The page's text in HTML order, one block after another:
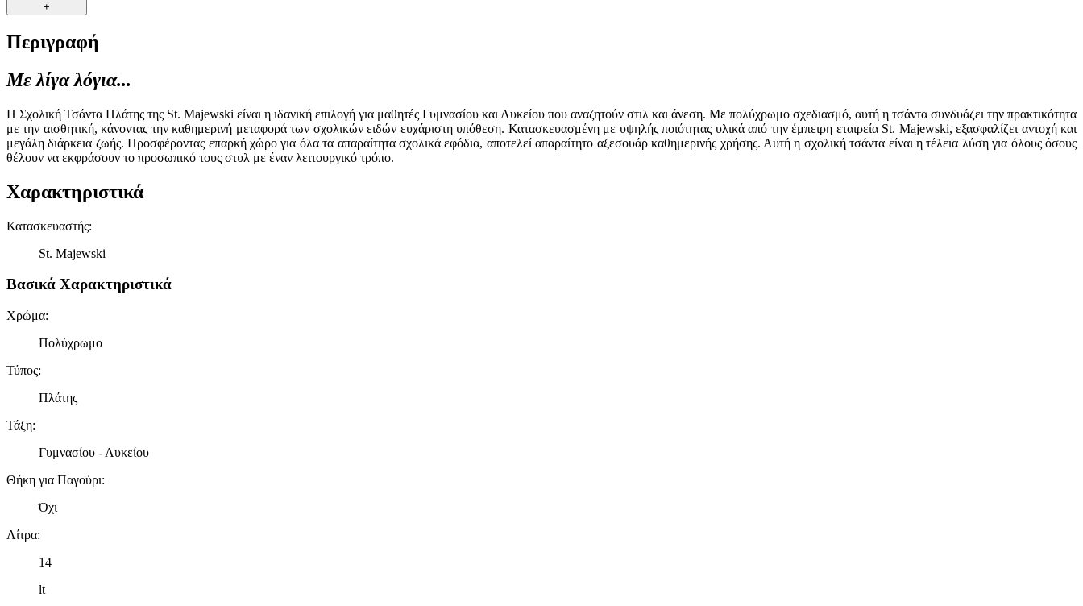
+
Περιγραφή
Με λίγα λόγια...
Η Σχολική Τσάντα Πλάτης της St. Majewski είναι η ιδανική επιλογή για μαθητές Γυμνασίου και Λυκείου που αναζητούν στιλ και άνεση. Με πολύχρωμο σχεδιασμό, αυτή η τσάντα συνδυάζει την πρακτικότητα
με την αισθητική, κάνοντας την καθημερινή μεταφορά των σχολικών ειδών ευχάριστη υπόθεση. Κατασκευασμένη με υψηλής ποιότητας υλικά από την έμπειρη εταιρεία St. Majewski, εξασφαλίζει αντοχή και
μεγάλη διάρκεια ζωής. Προσφέροντας επαρκή χώρο για όλα τα απαραίτητα σχολικά εφόδια, αποτελεί απαραίτητο αξεσουάρ καθημερινής χρήσης. Αυτή η σχολική τσάντα είναι η τέλεια λύση για όλους όσους
θέλουν να εκφράσουν το προσωπικό τους στυλ με έναν λειτουργικό τρόπο.
Χαρακτηριστικά
Κατασκευαστής:
St. Majewski
Βασικά Χαρακτηριστικά
Χρώμα:
Πολύχρωμο
Τύπος:
Πλάτης
Τάξη:
Γυμνασίου - Λυκείου
Θήκη για Παγούρι:
Όχι
Λίτρα:
14
lt